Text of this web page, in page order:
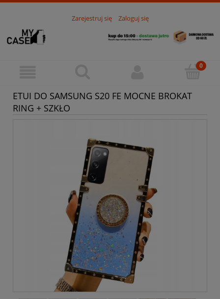
Zarejestruj się Zaloguj się
ETUI DO SAMSUNG S20 FE MOCNE BROKAT
RING + SZKŁO